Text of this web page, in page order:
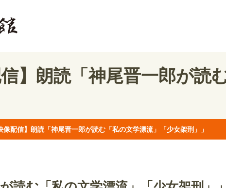
信】朗読「神尾晋一郎が読
像配信】朗読「神尾晋一郎が読む「私の文学漂流」「少女架刑」」